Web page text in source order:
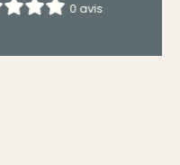
0 avis